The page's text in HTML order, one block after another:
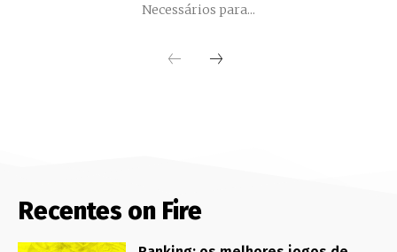
Necessários para...
Recentes on Fire